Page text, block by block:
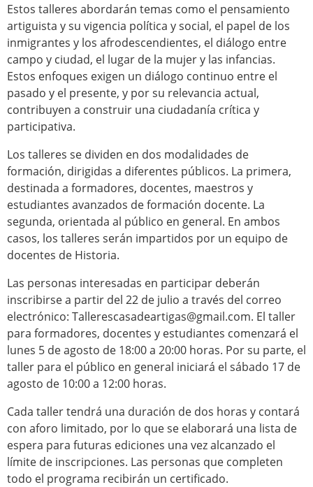
Estos talleres abordarán temas como el pensamiento
artiguista y su vigencia política y social, el papel de los
inmigrantes y los afrodescendientes, el diálogo entre
campo y ciudad, el lugar de la mujer y las infancias.
Estos enfoques exigen un diálogo continuo entre el
pasado y el presente, y por su relevancia actual,
contribuyen a construir una ciudadanía crítica y
participativa.
Los talleres se dividen en dos modalidades de
formación, dirigidas a diferentes públicos. La primera,
destinada a formadores, docentes, maestros y
estudiantes avanzados de formación docente. La
segunda, orientada al público en general. En ambos
casos, los talleres serán impartidos por un equipo de
docentes de Historia.
Las personas interesadas en participar deberán
inscribirse a partir del 22 de julio a través del correo
electrónico: Tallerescasadeartigas@gmail.com. El taller
para formadores, docentes y estudiantes comenzará el
lunes 5 de agosto de 18:00 a 20:00 horas. Por su parte, el
taller para el público en general iniciará el sábado 17 de
agosto de 10:00 a 12:00 horas.
Cada taller tendrá una duración de dos horas y contará
con aforo limitado, por lo que se elaborará una lista de
espera para futuras ediciones una vez alcanzado el
límite de inscripciones. Las personas que completen
todo el programa recibirán un certificado.